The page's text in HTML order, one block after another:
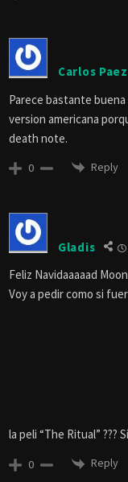
Carlos Paez
Parece bastante
version americana
death note.
0 Reply
Gladis
Feliz Navidaaaaad
Voy a pedir como si